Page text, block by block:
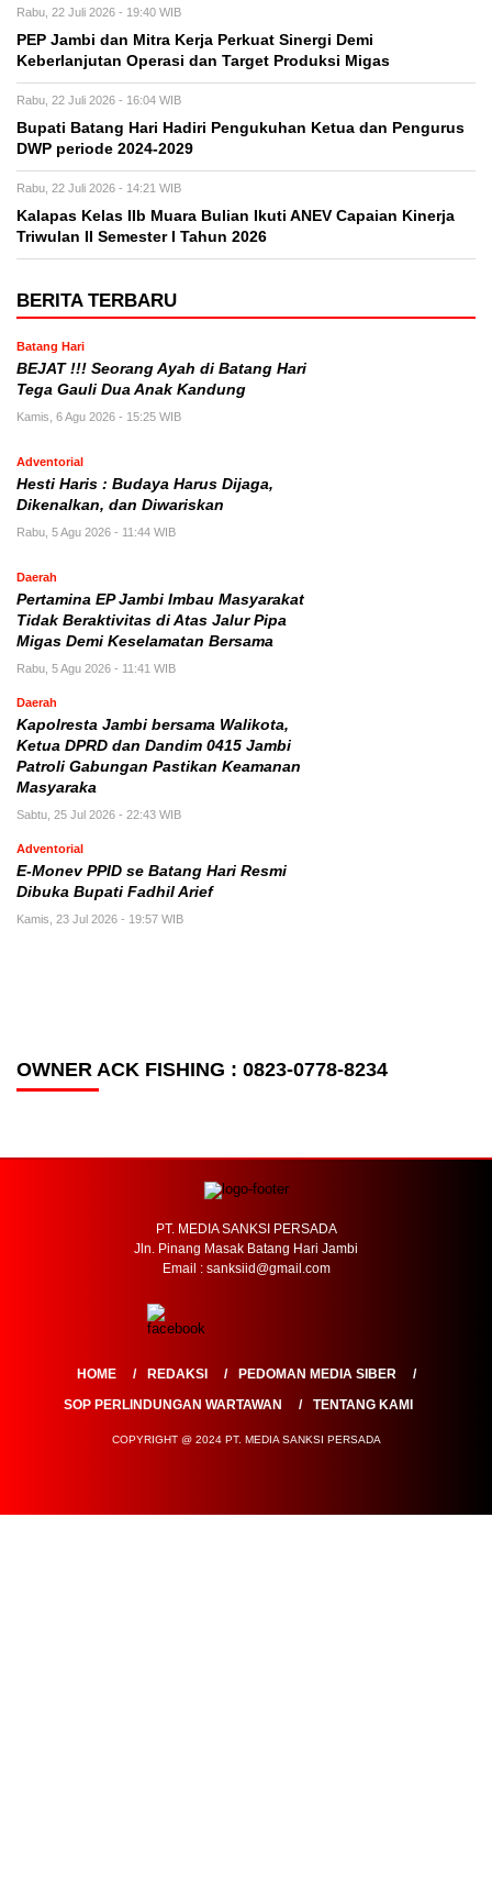
Rabu, 22 Juli 2026 - 19:40 WIB
PEP Jambi dan Mitra Kerja Perkuat Sinergi Demi
Keberlanjutan Operasi dan Target Produksi Migas
Rabu, 22 Juli 2026 - 16:04 WIB
Bupati Batang Hari Hadiri Pengukuhan Ketua dan Pengurus
DWP periode 2024-2029
Rabu, 22 Juli 2026 - 14:21 WIB
Kalapas Kelas IIb Muara Bulian Ikuti ANEV Capaian Kinerja
Triwulan II Semester I Tahun 2026
BERITA TERBARU
Batang Hari
BEJAT !!! Seorang Ayah di Batang Hari
Tega Gauli Dua Anak Kandung
Kamis, 6 Agu 2026 - 15:25 WIB
Adventorial
Hesti Haris : Budaya Harus Dijaga,
Dikenalkan, dan Diwariskan
Rabu, 5 Agu 2026 - 11:44 WIB
Daerah
Pertamina EP Jambi Imbau Masyarakat
Tidak Beraktivitas di Atas Jalur Pipa
Migas Demi Keselamatan Bersama
Rabu, 5 Agu 2026 - 11:41 WIB
Daerah
Kapolresta Jambi bersama Walikota,
Ketua DPRD dan Dandim 0415 Jambi
Patroli Gabungan Pastikan Keamanan
Masyaraka
Sabtu, 25 Jul 2026 - 22:43 WIB
Adventorial
E-Monev PPID se Batang Hari Resmi
Dibuka Bupati Fadhil Arief
Kamis, 23 Jul 2026 - 19:57 WIB
OWNER ACK FISHING : 0823-0778-8234
PT. MEDIA SANKSI PERSADA
Jln. Pinang Masak Batang Hari Jambi
Email : sanksiid@gmail.com
HOME REDAKSI
PEDOMAN MEDIA SIBER
SOP PERLINDUNGAN WARTAWAN
TENTANG KAMI